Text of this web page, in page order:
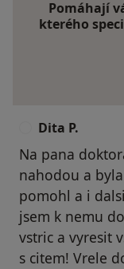
Pomáhají
kterého
Dita P.
Na pana
nahodou a
pomohl a i
jsem k nemu
vstric a vyresit
s citem! Vrele